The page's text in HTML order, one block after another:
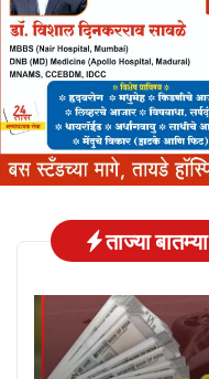
ताज्या बातम्या